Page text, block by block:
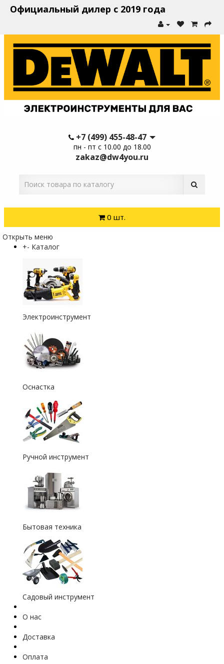
Официальный дилер с 2019 года
+7 (499) 455-48-47
пн - пт с 10.00 до 18.00
zakaz@dw4you.ru
0 шт.
Открыть меню
+- Каталог
Электроинструмент
Оснастка
Ручной инструмент
Бытовая техника
Садовый инструмент
О нас
Доставка
Оплата